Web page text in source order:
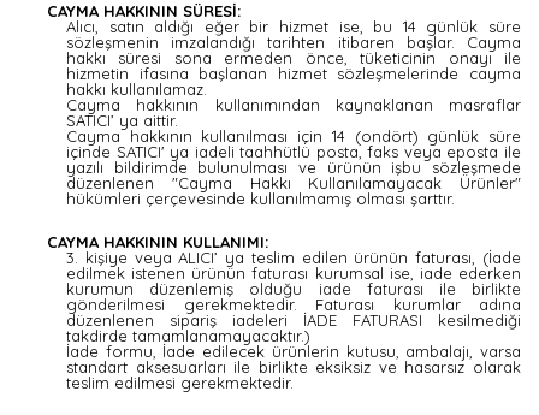
CAYMA HAKKININ SÜRESİ:
Alıcı, satın aldığı eğer bir hizmet ise, bu 14 günlük süre
sözleşmenin imzalandığı tarihten itibaren başlar. Cayma
hakkı süresi sona ermeden önce, tüketicinin onayı ile
hizmetin ifasına başlanan hizmet sözleşmelerinde cayma
hakkı kullanılamaz.
Cayma hakkının kullanımından kaynaklanan masraflar
SATICI’ ya aittir.
Cayma hakkının kullanılması için 14 (ondört) günlük süre
içinde SATICI' ya iadeli taahhütlü posta, faks veya eposta ile
yazılı bildirimde bulunulması ve ürünün işbu sözleşmede
düzenlenen "Cayma Hakkı Kullanılamayacak Ürünler"
hükümleri çerçevesinde kullanılmamış olması şarttır.
CAYMA HAKKININ KULLANIMI:
3. kişiye veya ALICI’ ya teslim edilen ürünün faturası, (İade
edilmek istenen ürünün faturası kurumsal ise, iade ederken
kurumun düzenlemiş olduğu iade faturası ile birlikte
gönderilmesi gerekmektedir. Faturası kurumlar adına
düzenlenen sipariş iadeleri İADE FATURASI kesilmediği
takdirde tamamlanamayacaktır.)
İade formu, İade edilecek ürünlerin kutusu, ambalajı, varsa
standart aksesuarları ile birlikte eksiksiz ve hasarsız olarak
teslim edilmesi gerekmektedir.